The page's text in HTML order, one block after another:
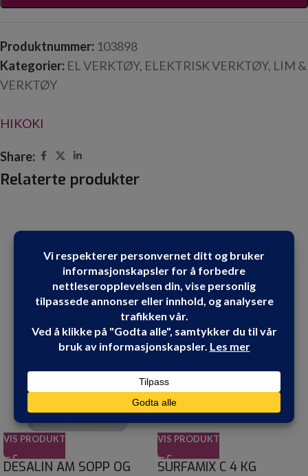
Produktnummer: 103898
Kategorier: EL VERKTØY, ELEKTRISK VERKTØY, LIM &
VERKTØY
HIKOKI
Share:
Relaterte produkter
VIS PRODUKT
DESALIN AM SOPP OG
VIS PRODUKT
SURFAMIX C 4 KG